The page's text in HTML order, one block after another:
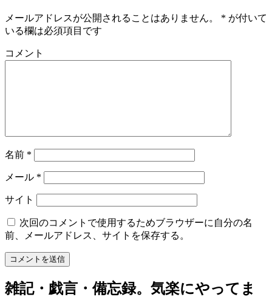
メールアドレスが公開されることはありません。 * が付いて
いる欄は必須項目です
コメント
名前 *
メール *
サイト
次回のコメントで使用するためブラウザーに自分の名
前、メールアドレス、サイトを保存する。
雑記・戯言・備忘録。気楽にやってま